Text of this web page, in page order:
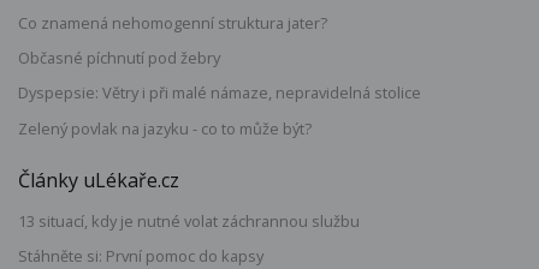
Co znamená nehomogenní struktura jater?
Občasné píchnutí pod žebry
Dyspepsie: Větry i při malé námaze, nepravidelná stolice
Zelený povlak na jazyku - co to může být?
Články uLékaře.cz
13 situací, kdy je nutné volat záchrannou službu
Stáhněte si: První pomoc do kapsy